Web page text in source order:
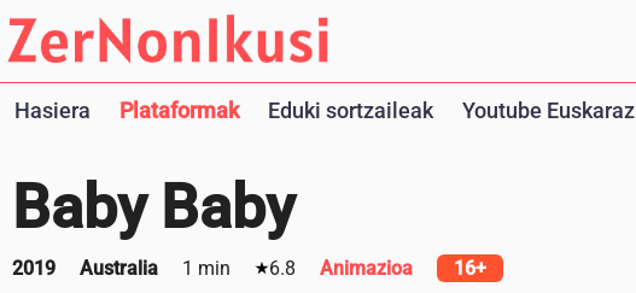
Hasiera Plataformak Eduki sortzaileak Youtube Euskaraz
Baby Baby
2019 Australia 1 min 6.8 Animazioa 16+